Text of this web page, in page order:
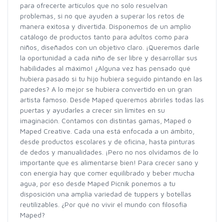
para ofrecerte artículos que no solo resuelvan
problemas, si no que ayuden a superar los retos de
manera exitosa y divertida. Disponemos de un amplio
catálogo de productos tanto para adultos como para
niños, diseñados con un objetivo claro. ¡Queremos darle
la oportunidad a cada niño de ser libre y desarrollar sus
habilidades al máximo! ¿Alguna vez has pensado qué
hubiera pasado si tu hijo hubiera seguido pintando en las
paredes? A lo mejor se hubiera convertido en un gran
artista famoso. Desde Maped queremos abrirles todas las
puertas y ayudarles a crecer sin límites en su
imaginación. Contamos con distintas gamas, Maped o
Maped Creative. Cada una está enfocada a un ámbito,
desde productos escolares y de oficina, hasta pinturas
de dedos y manualidades. ¡Pero no nos olvidamos de lo
importante que es alimentarse bien! Para crecer sano y
con energía hay que comer equilibrado y beber mucha
agua, por eso desde Maped Picnik ponemos a tu
disposición una amplia variedad de tuppers y botellas
reutilizables. ¿Por qué no vivir el mundo con filosofía
Maped?